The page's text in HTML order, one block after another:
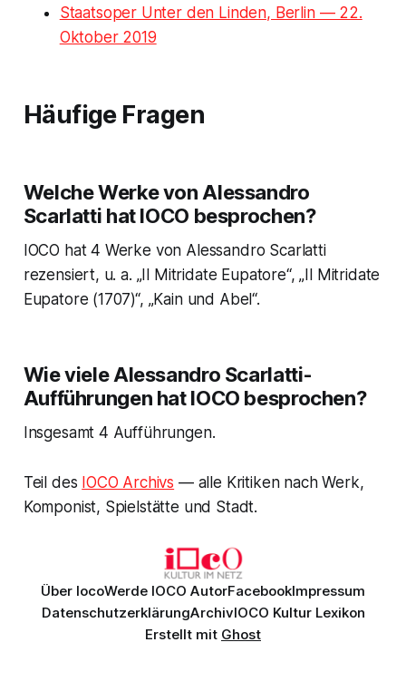
Staatsoper Unter den Linden, Berlin — 22.
Oktober 2019
Häufige Fragen
Welche Werke von Alessandro
Scarlatti hat IOCO besprochen?
IOCO hat 4 Werke von Alessandro Scarlatti
rezensiert, u. a. „Il Mitridate Eupatore“, „Il Mitridate
Eupatore (1707)“, „Kain und Abel“.
Wie viele Alessandro Scarlatti-
Aufführungen hat IOCO besprochen?
Insgesamt 4 Aufführungen.
Teil des IOCO Archivs — alle Kritiken nach Werk,
Komponist, Spielstätte und Stadt.
Über IocoWerde IOCO AutorFacebookImpressum
DatenschutzerklärungArchivIOCO Kultur Lexikon
Erstellt mit Ghost